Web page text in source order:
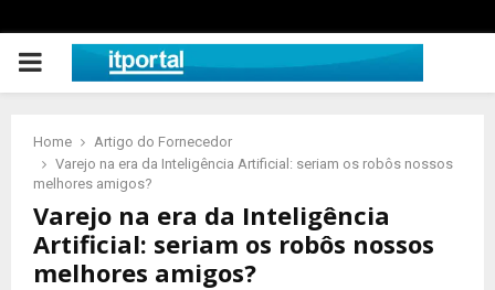
PRIMARY
Home
Artigo do Fornecedor
Varejo na era da Inteligência Artificial: seriam os robôs nossos
melhores amigos?
Varejo na era da Inteligência
Artificial: seriam os robôs nossos
melhores amigos?